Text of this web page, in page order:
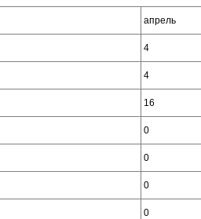
апрель
4
4
16
0
0
0
0